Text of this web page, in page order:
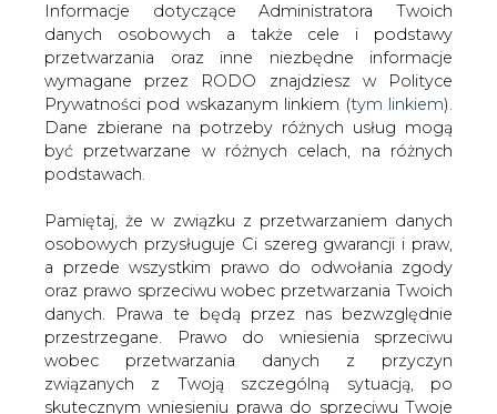
Informacje dotyczące Administratora Twoich
danych osobowych a także cele i podstawy
przetwarzania oraz inne niezbędne informacje
wymagane przez RODO znajdziesz w Polityce
Prywatności pod wskazanym linkiem (tym linkiem).
Dane zbierane na potrzeby różnych usług mogą
być przetwarzane w różnych celach, na różnych
podstawach.
Pamiętaj, że w związku z przetwarzaniem danych
osobowych przysługuje Ci szereg gwarancji i praw,
a przede wszystkim prawo do odwołania zgody
oraz prawo sprzeciwu wobec przetwarzania Twoich
danych. Prawa te będą przez nas bezwzględnie
przestrzegane. Prawo do wniesienia sprzeciwu
wobec przetwarzania danych z przyczyn
związanych z Twoją szczególną sytuacją, po
skutecznym wniesieniu prawa do sprzeciwu Twoje
skomentuj
udostępnij:
Zysk netto Gazpromu spadł w 2014
r. o 70 proc. "To nie koniec
kłopotów"